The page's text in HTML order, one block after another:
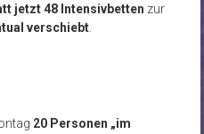
jetzt 48 Intensivbetten zur
verschiebt.
20 Personen „im